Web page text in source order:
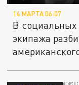
14 МАРТА 06:07
В социальных
экипажа